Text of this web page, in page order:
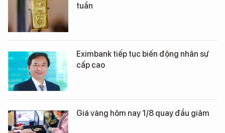
tuần
Eximbank tiếp tục biến động nhân sự
cấp cao
Giá vàng hôm nay 1/8 quay đầu giảm